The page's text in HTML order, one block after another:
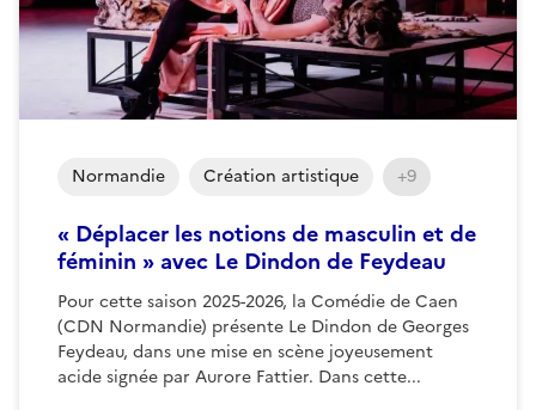
« Déplacer les notions de masculin et de
féminin » avec Le Dindon de Feydeau
Pour cette saison 2025-2026, la Comédie de Caen
(CDN Normandie) présente Le Dindon de Georges
Feydeau, dans une mise en scène joyeusement
acide signée par Aurore Fattier. Dans cette...
Normandie Création artistique +9